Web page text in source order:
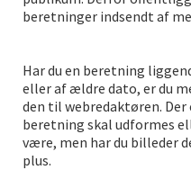
beretninger indsendt af
Har du en beretning
eller af ældre dato, er du
den til webredaktøren.
beretning skal udformes
være, men har du billeder
plus.